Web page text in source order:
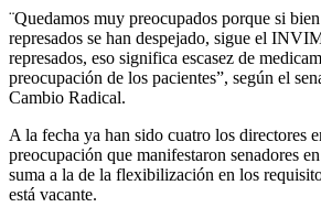
¨Quedamos muy preocupados porque si
represados se han despejado, sigue el
represados, eso significa escasez de
preocupación de los pacientes”, según el
Cambio Radical.
A la fecha ya han sido cuatro los directores
preocupación que manifestaron senadores
suma a la de la flexibilización en los
está vacante.